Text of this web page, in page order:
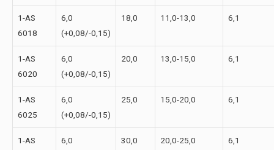
1-АS
6018
6,0
(+0,08/-0,15)
18,0 11,0-13,0 6,1
1-АS
6020
6,0
(+0,08/-0,15)
20,0 13,0-15,0 6,1
1-АS
6025
6,0
(+0,08/-0,15)
25,0 15,0-20,0 6,1
1-АS
6,0
30,0 20,0-25,0 6,1